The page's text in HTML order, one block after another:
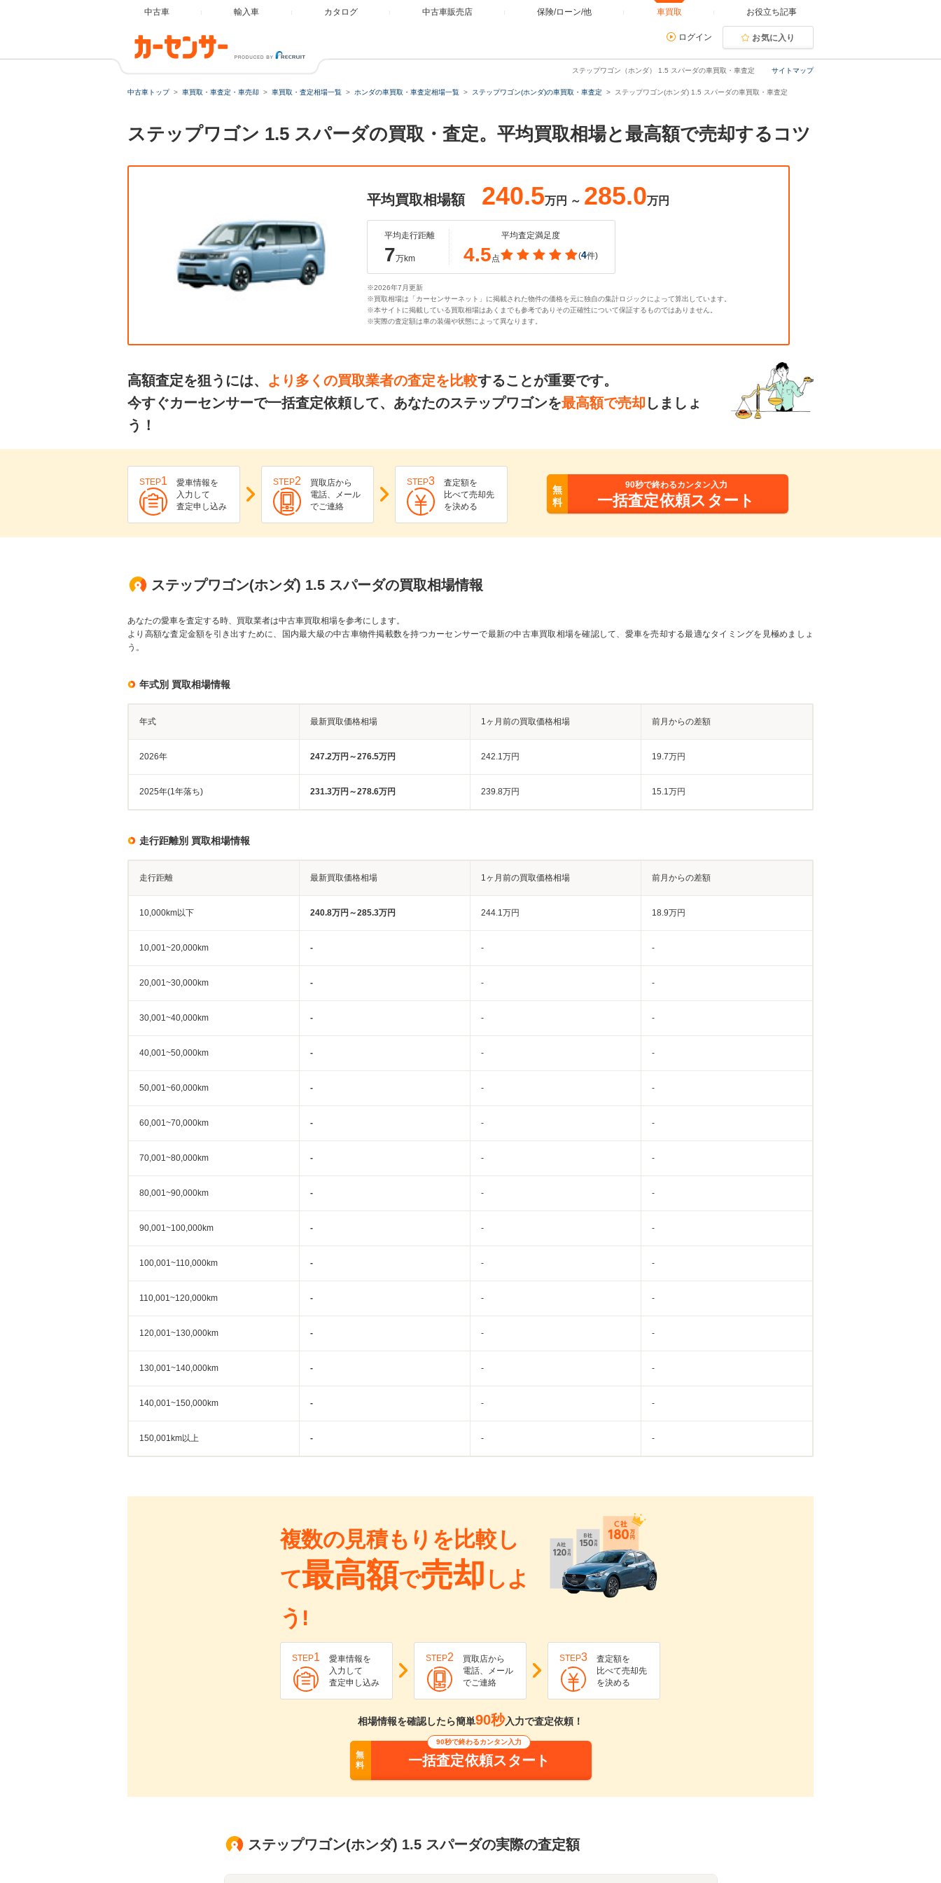
中古車 輸入車 カタログ 中古車販売店 保険/ローン/他 車買取 お役立ち記事
ログイン お気に入り
サイトマップ
ステップワゴン（ホンダ） 1.5 スパーダの車買取・車査定
中古車トップ 車買取・車査定・車売却 車買取・査定相場一覧 ホンダの車買取・車査定相場一覧 ステップワゴン(ホンダ)の車買取・車査定 ステップワゴン(ホンダ) 1.5 スパーダの車買取・車査定
ステップワゴン 1.5 スパーダの買取・査定。平均買取相場と最高額で売却するコツ
平均買取相場額 240.5万円 ～ 285.0万円
平均走行距離
7万km
平均査定満足度
4.5点 (4件)
※2026年7月更新
※買取相場は「カーセンサーネット」に掲載された物件の価格を元に独自の集計ロジックによって算出しています。
※本サイトに掲載している買取相場はあくまでも参考でありその正確性について保証するものではありません。
※実際の査定額は車の装備や状態によって異なります。
高額査定を狙うには、 より多くの買取業者の査定を比較することが重要です。
今すぐカーセンサーで一括査定依頼して、あなたのステップワゴンを最高額で売却 しましょ
う！
STEP1
愛車情報を
入力して
査定申し込み
STEP2
買取店から
電話、メール
でご連絡
STEP3
査定額を
比べて売却先
を決める
無
料
90秒で終わるカンタン入力
一括査定依頼スタート
ステップワゴン(ホンダ) 1.5 スパーダの買取相場情報
あなたの愛車を査定する時、買取業者は中古車買取相場を参考にします。
より高額な査定金額を引き出すために、国内最大級の中古車物件掲載数を持つカーセンサーで最新の中古車買取相場を確認して、愛車を売却する最適なタイミングを見極めましょ
う。
年式別 買取相場情報
年式 最新買取価格相場 1ヶ月前の買取価格相場 前月からの差額
2026年 247.2万円～276.5万円 242.1万円 19.7万円
2025年(1年落ち) 231.3万円～278.6万円 239.8万円 15.1万円
走行距離別 買取相場情報
走行距離 最新買取価格相場 1ヶ月前の買取価格相場 前月からの差額
10,000km以下 240.8万円～285.3万円 244.1万円 18.9万円
10,001~20,000km - - -
20,001~30,000km - - -
30,001~40,000km - - -
40,001~50,000km - - -
50,001~60,000km - - -
60,001~70,000km - - -
70,001~80,000km - - -
80,001~90,000km - - -
90,001~100,000km - - -
100,001~110,000km - - -
110,001~120,000km - - -
120,001~130,000km - - -
130,001~140,000km - - -
140,001~150,000km - - -
150,001km以上 - - -
複数の見積もりを比較し
て最高額で売却 しよ
う!
STEP1
愛車情報を
入力して
査定申し込み
STEP2
買取店から
電話、メール
でご連絡
STEP3
査定額を
比べて売却先
を決める
相場情報を確認したら簡単90秒入力で査定依頼！
無
料
90秒で終わるカンタン入力
一括査定依頼スタート
ステップワゴン(ホンダ) 1.5 スパーダの実際の査定額